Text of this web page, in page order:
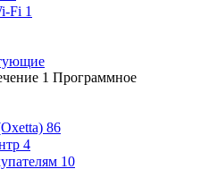
Fi 1
Программное
86
4
10